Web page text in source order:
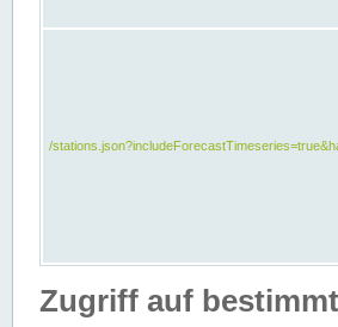
/
Zugriff auf